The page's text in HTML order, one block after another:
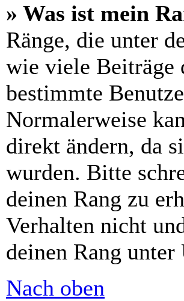
» Was ist mein
Ränge, die unter
wie viele Beiträge
bestimmte
Normalerweise
direkt ändern, da
wurden. Bitte
deinen Rang zu
Verhalten nicht
deinen Rang
Nach oben